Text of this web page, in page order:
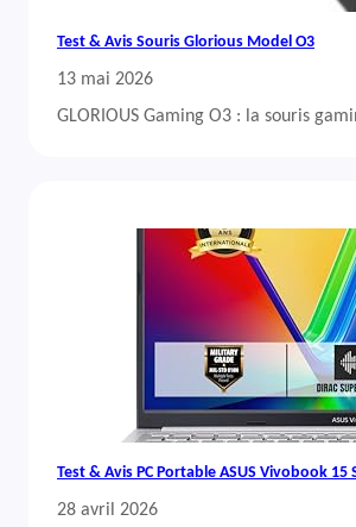
Test & Avis Souris Glorious Model O3
13 mai 2026
GLORIOUS Gaming O3 : la souris
Test & Avis PC Portable ASUS Vivobook 15
28 avril 2026